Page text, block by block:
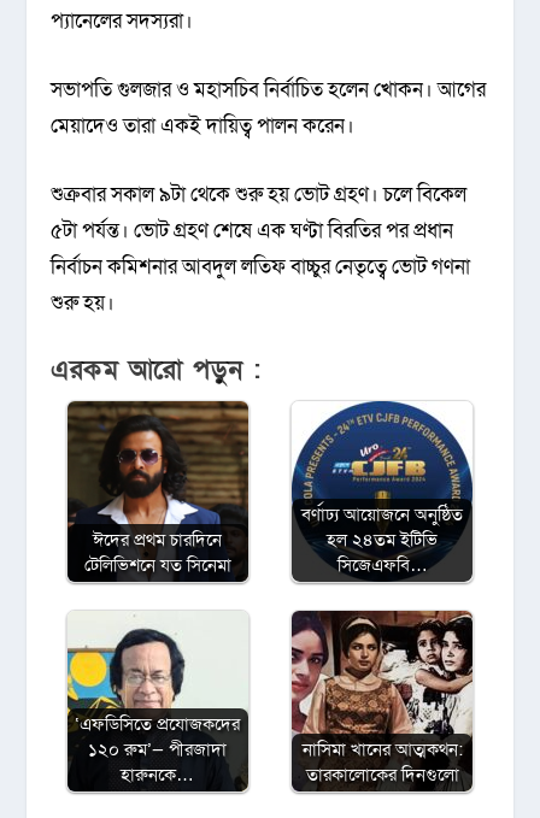
প্যানেলের সদস্যরা।
সভাপতি গুলজার ও মহাসচিব নির্বাচিত হলেন খোকন। আগের
মেয়াদেও তারা একই দায়িত্ব পালন করেন।
শুক্রবার সকাল ৯টা থেকে শুরু হয় ভোট গ্রহণ। চলে বিকেল
৫টা পর্যন্ত। ভোট গ্রহণ শেষে এক ঘণ্টা বিরতির পর প্রধান
নির্বাচন কমিশনার আবদুল লতিফ বাচ্চুর নেতৃত্বে ভোট গণনা
শুরু হয়।
এরকম আরো পড়ুন :
ঈদের প্রথম চারদিনে
টেলিভিশনে যত সিনেমা
বর্ণাঢ্য আয়োজনে অনুষ্ঠিত
হল ২৪তম ইটিভি
সিজেএফবি…
‌‘এফডিসিতে প্রযোজকদের
১২০ রুম’— পীরজাদা
হারুনকে…
নাসিমা খানের আত্মকথন:
তারকালোকের দিনগুলো